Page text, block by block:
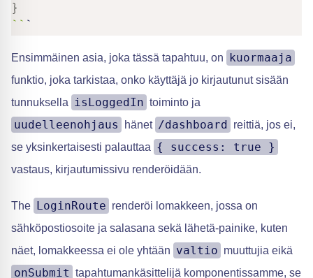
}
Ensimmäinen asia, joka tässä tapahtuu, on kuormaaja
funktio, joka tarkistaa, onko käyttäjä jo kirjautunut sisään
tunnuksella isLoggedIn toiminto ja
uudelleenohjaus hänet /dashboard reittiä, jos ei,
se yksinkertaisesti palauttaa { success: true }
vastaus, kirjautumissivu renderöidään.
The LoginRoute renderöi lomakkeen, jossa on
sähköpostiosoite ja salasana sekä lähetä-painike, kuten
näet, lomakkeessa ei ole yhtään valtio muuttujia eikä
onSubmit tapahtumankäsittelijä komponentissamme, se